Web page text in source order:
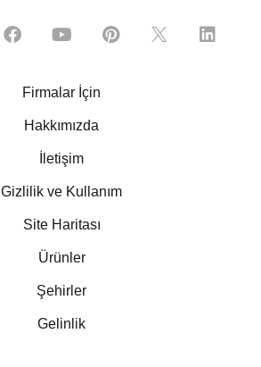
Firmalar İçin
Hakkımızda
İletişim
Gizlilik ve Kullanım
Site Haritası
Ürünler
Şehirler
Gelinlik